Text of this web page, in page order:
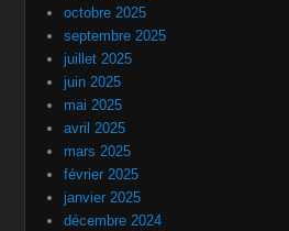
octobre 2025
septembre 2025
juillet 2025
juin 2025
mai 2025
avril 2025
mars 2025
février 2025
janvier 2025
décembre 2024